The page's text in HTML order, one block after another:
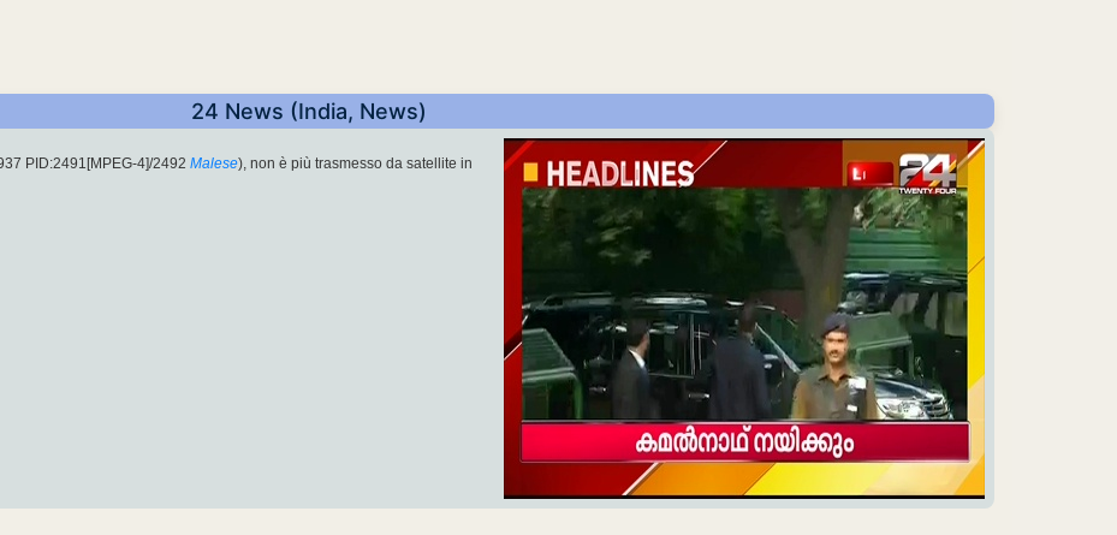
24 News (India, News)
PID:2491[MPEG-4]/2492 Malese), non è più trasmesso da satellite in